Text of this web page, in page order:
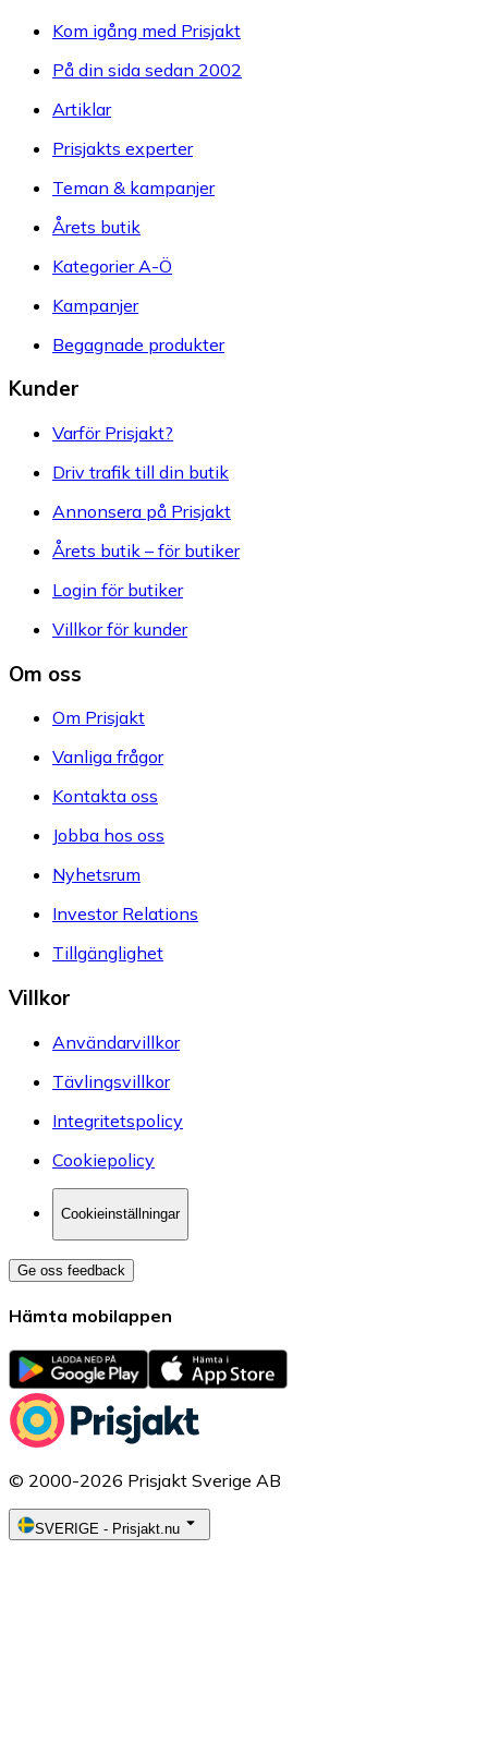
Kom igång med Prisjakt
På din sida sedan 2002
Artiklar
Prisjakts experter
Teman & kampanjer
Årets butik
Kategorier A-Ö
Kampanjer
Begagnade produkter
Kunder
Varför Prisjakt?
Driv trafik till din butik
Annonsera på Prisjakt
Årets butik – för butiker
Login för butiker
Villkor för kunder
Om oss
Om Prisjakt
Vanliga frågor
Kontakta oss
Jobba hos oss
Nyhetsrum
Investor Relations
Tillgänglighet
Villkor
Användarvillkor
Tävlingsvillkor
Integritetspolicy
Cookiepolicy
Cookieinställningar
Ge oss feedback
Hämta mobilappen
© 2000-2026 Prisjakt Sverige AB
SVERIGE - Prisjakt.nu